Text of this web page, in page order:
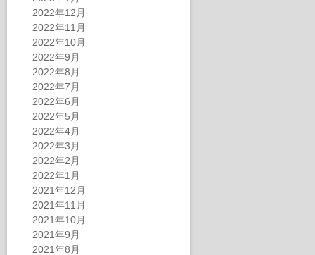
2022年12月
2022年11月
2022年10月
2022年9月
2022年8月
2022年7月
2022年6月
2022年5月
2022年4月
2022年3月
2022年2月
2022年1月
2021年12月
2021年11月
2021年10月
2021年9月
2021年8月